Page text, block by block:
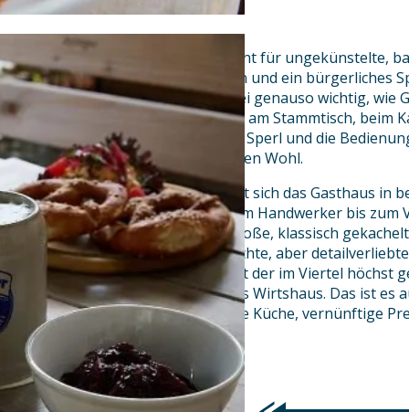
Die Ayinger Wirtshauskultur steht für ungekünstelte,
Feinste Ayinger Bierspezialitäten und ein bürgerliches
Besten aus der Region sind dabei genauso wichtig, wie
bodenständige Stimmung. Sei es am Stammtisch, beim
Zusammensitzen. Der Wirt Josef Sperl und die
Gäste und kümmern sich um deren Wohl.
Mitten in Neuhausen präsentiert sich das Gasthaus in
Tischen, an denen alle Gäste, vom Handwerker bis zum
zusammensitzen können. Die große, klassisch
holzvertäfelten Wände, die schlichte, aber
gepflegten Biere aus Aying, samt der im Viertel höchst
ein gelungenes, ganz klassisches Wirtshaus. Das ist es
frisches Bier vom Holzfass, beste Küche, vernünftige
Unaufgeregtheit.